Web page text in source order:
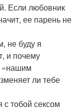
Если любовник
ее парень не
не буду я
и почему
«нашим
ли тебе
с тобой сексом